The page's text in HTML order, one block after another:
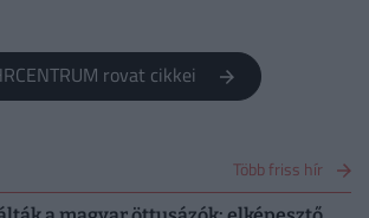
rovat cikkei
Több friss hír